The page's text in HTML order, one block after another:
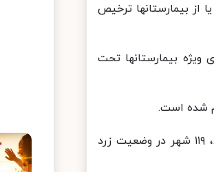
بهبود یافته و یا از بیمارستانها ترخیص
های مراقبت های ویژه بیمارستانها تحت
در حال حاضر ۱۴۳ شهر کشور در وضعیت قرمز، ۱۸۶ شهر در وضعیت نارنجی، ۱۱۹ شهر در وضعیت زرد